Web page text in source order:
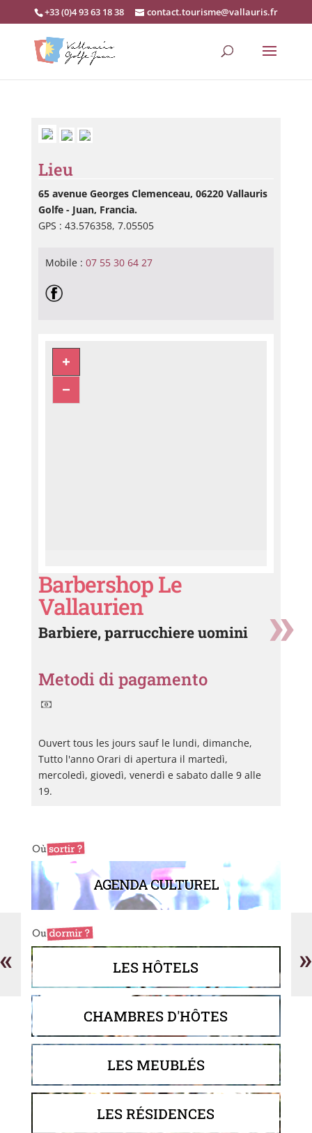
+33 (0)4 93 63 18 38 contact.tourisme@vallauris.fr
« »
Lieu
65 avenue Georges Clemenceau, 06220 Vallauris
Golfe - Juan, Francia.
GPS : 43.576358, 7.05505
Mobile : 07 55 30 64 27
Barbershop Le
Vallaurien
Barbiere, parrucchiere uomini
Metodi di pagamento
Ouvert tous les jours sauf le lundi, dimanche,
Tutto l'anno Orari di apertura il martedì,
mercoledì, giovedì, venerdì e sabato dalle 9 alle
19.
AGENDA CULTUREL
LES HÔTELS
CHAMBRES D'HÔTES
LES MEUBLÉS
LES RÉSIDENCES